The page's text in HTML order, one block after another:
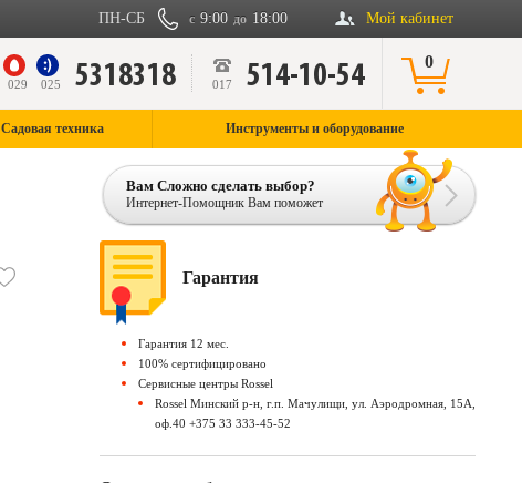
Мой кабинет
с 9:00 до 18:00
ПН-СБ
029 025 5318318 017 514-10-54 0
Садовая техника Инструменты и оборудование
Вам Сложно сделать выбор?
Интернет-Помощник Вам поможет
Гарантия
Гарантия 12 мес.
100% сертифицировано
Сервисные центры Rossel
Rossel Минский р-н, г.п. Мачулищи, ул. Аэродромная, 15А,
оф.40 +375 33 333-45-52